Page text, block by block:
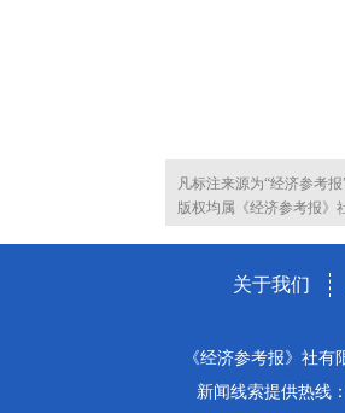
凡标注来源为“经济参考
版权均属《经济参考报》
关于我们
《经济参考报》社
新闻线索提供热线